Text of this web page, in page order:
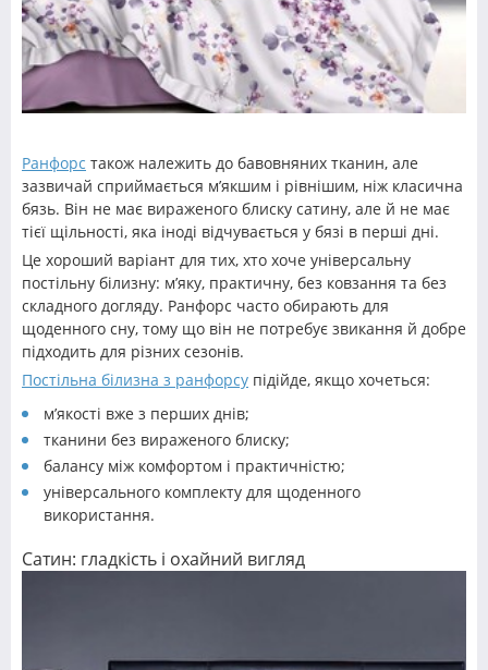
Ранфорс також належить до бавовняних тканин, але
зазвичай сприймається м’якшим і рівнішим, ніж класична
бязь. Він не має вираженого блиску сатину, але й не має
тієї щільності, яка іноді відчувається у бязі в перші дні.
Це хороший варіант для тих, хто хоче універсальну
постільну білизну: м’яку, практичну, без ковзання та без
складного догляду. Ранфорс часто обирають для
щоденного сну, тому що він не потребує звикання й добре
підходить для різних сезонів.
Постільна білизна з ранфорсу підійде, якщо хочеться:
м’якості вже з перших днів;
тканини без вираженого блиску;
балансу між комфортом і практичністю;
універсального комплекту для щоденного
використання.
Сатин: гладкість і охайний вигляд